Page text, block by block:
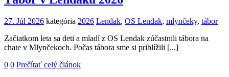
27. Júl 2026 kategória 2026 Lendak, OS Lendak, mlynčeky, tábor
Začiatkom leta sa deti a mladí z OS Lendak zúčastnili tábora na
chate v Mlynčekoch. Počas tábora sme si priblížili [...]
0 0 Prečítať celý článok